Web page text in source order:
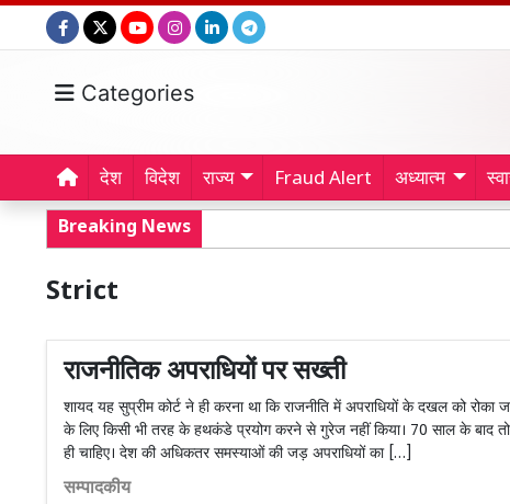
Categories
देश विदेश राज्य Fraud Alert अध्यात्म
Breaking News
Strict
राजनीतिक अपराधियों पर सख्ती
शायद यह सुप्रीम कोर्ट ने ही करना था कि राजनीति में अपराधियों के दखल को रोका
के लिए किसी भी तरह के हथकंडे प्रयोग करने से गुरेज नहीं किया। 70 साल के बाद
ही चाहिए। देश की अधिकतर समस्याओं की जड़ अपराधियों का […]
सम्पादकीय